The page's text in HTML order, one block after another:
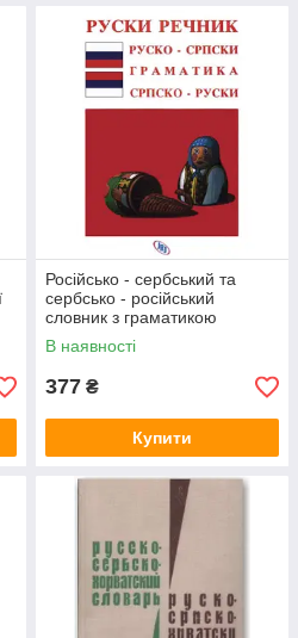
Російсько - сербський та
сербсько - російський
словник з граматикою
В наявності
377 ₴
Купити